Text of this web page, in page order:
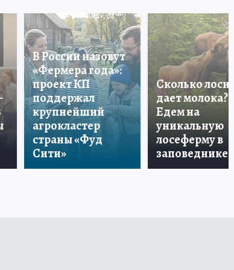
В России назовут
«Фермера года»:
проект КП
поддержал
крупнейший
агрокластер
страны «Фуд
Сити»
Сколько лосиха
дает молока?
Едем на
уникальную
лосеферму в
заповеднике!